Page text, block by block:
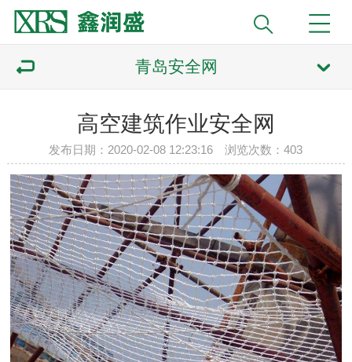
青岛安全网
高空建筑作业安全网
发布日期：2020-02-08 12:23:16 浏览次数：403